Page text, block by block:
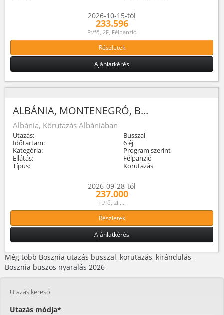
2026-10-15-tól
233.596
Ft/fő, 2F, Félpanzió
Részletek
Ajánlatkérés
ALBÁNIA, MONTENEGRÓ, B...
Albánia, Körutazás Albániában
Utazás:
Busszal
Időtartam:
6 éj
Kategória:
Program szerint
Ellátás:
Félpanzió
Típus:
Körutazás
2026-09-28-tól
237.000
Ft/fő, 2F,...
Részletek
Ajánlatkérés
Még több Bosznia utazás busszal, körutazás, kirándulás -
Bosznia buszos nyaralás 2026
Utazás kereső
Utazás módja*